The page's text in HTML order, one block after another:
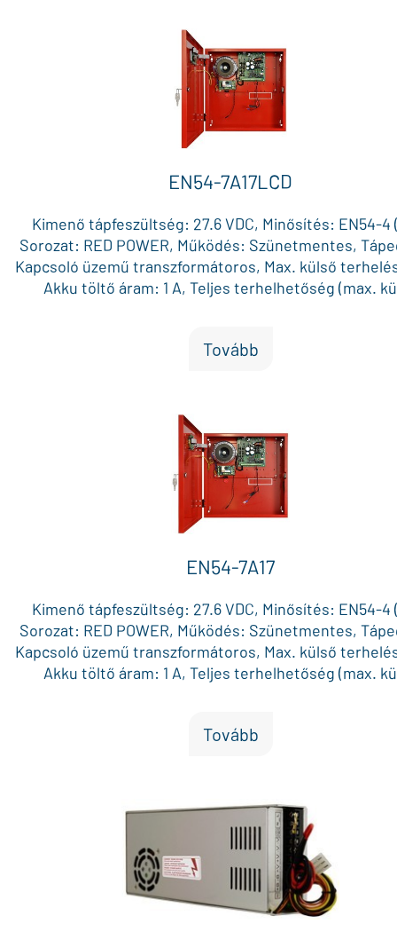
EN54-7A17LCD
Kimenő tápfeszültség: 27.6 VDC, Minősítés: EN54-4
Sorozat: RED POWER, Működés: Szünetmentes,
Kapcsoló üzemű transzformátoros, Max. külső
Akku töltő áram: 1 A, Teljes terhelhetőség (max.
AUX biztosíték: Üveg, Doboz méret: 425 x 425 x 102
Igen, Akku hiba kimenet: Igen, Tápegység hiba
Külső hiba bemenet: Igen, Külső szabotázs
Szabotázs kapcsoló a dobozon: Igen, Egyéb
LB4 modullal 4 x 0.5A független AUX kimenet /
modullal 8 x 0.5A független AUX kimenet,
hőmérséklet: -5 °C és +75 °C között
Tovább
EN54-7A17
Kimenő tápfeszültség: 27.6 VDC, Minősítés: EN54-4
Sorozat: RED POWER, Működés: Szünetmentes,
Kapcsoló üzemű transzformátoros, Max. külső
Akku töltő áram: 1 A, Teljes terhelhetőség (max.
AUX biztosíték: Üveg, Doboz méret: 425 x 425 x 102
Igen, Akku hiba kimenet: Igen, Tápegység hiba
Külső hiba bemenet: Igen, Külső szabotázs
Szabotázs kapcsoló a dobozon: Igen, Egyéb
LB4 modullal 4 x 0.5A független AUX kimenet /
modullal 8 x 0.5A független AUX kimenet,
hőmérséklet: -5 °C és +75 °C között
Tovább